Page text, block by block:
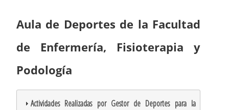
Aula de Deportes de la Facultad
de Enfermería, Fisioterapia y
Podología
Actividades Realizadas por Gestor de Deportes para la